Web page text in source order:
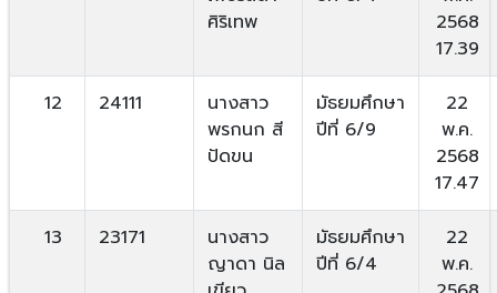
ศิริเทพ
2568
17.39
12 24111
นางสาว
พรกนก สี
ปัดขน
มัธยมศึกษา
ปีที่ 6/9
22
พ.ค.
2568
17.47
13 23171
นางสาว
ญาดา นิล
มัธยมศึกษา
ปีที่ 6/4
22
พ.ค.